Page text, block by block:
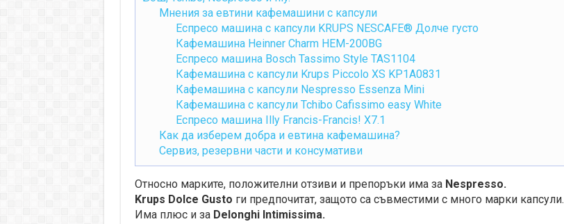
Мнения за евтини кафемашини с капсули
Еспресо машина с капсули KRUPS NESCAFE® Долче густо
Кафемашина Heinner Charm HEM-200BG
Еспресо машина Bosch Tassimo Style TAS1104
Кафемашина с капсули Krups Piccolo XS KP1A0831
Кафемашина с капсули Nespresso Essenza Mini
Кафемашина с капсули Tchibo Cafissimo easy White
Еспресо машина Illy Francis-Francis! X7.1
Как да изберем добра и евтина кафемашина?
Сервиз, резервни части и консумативи
Относно марките, положителни отзиви и препоръки има за Nespresso.
Krups Dolce Gusto ги предпочитат, защото са съвместими с много марки капсули.
Има плюс и заDelonghi Intimissima.